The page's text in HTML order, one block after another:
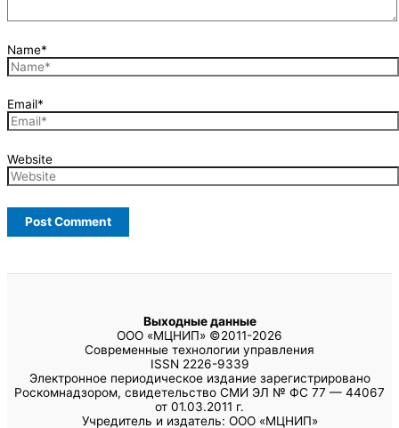
Name*
Email*
Website
Выходные данные
ООО «МЦНИП» ©2011-2026
Современные технологии управления
ISSN 2226-9339
Электронное периодическое издание зарегистрировано
Роскомнадзором, свидетельство СМИ ЭЛ № ФС 77 — 44067
от 01.03.2011 г.
Учредитель и издатель: ООО «МЦНИП»